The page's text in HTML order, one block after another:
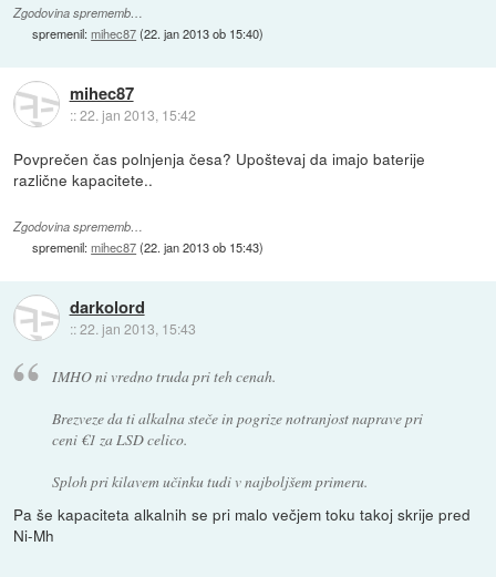
Zgodovina sprememb…
spremenil:mihec87(22. jan 2013 ob 15:40)
mihec87
::22. jan 2013, 15:42
Povprečen čas polnjenja česa? Upoštevaj da imajo baterije
različne kapacitete..
Zgodovina sprememb…
spremenil:mihec87(22. jan 2013 ob 15:43)
darkolord
::22. jan 2013, 15:43
IMHO ni vredno truda pri teh cenah.
Brezveze da ti alkalna steče in pogrize notranjost naprave pri
ceni €1 za LSD celico.
Sploh pri kilavem učinku tudi v najboljšem primeru.
Pa še kapaciteta alkalnih se pri malo večjem toku takoj skrije pred
Ni-Mh